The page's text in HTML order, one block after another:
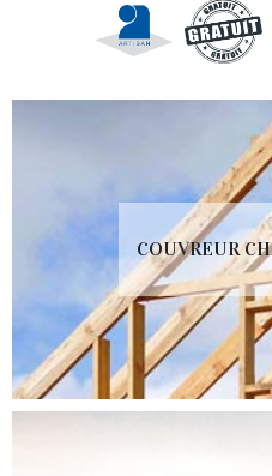
COUVREUR